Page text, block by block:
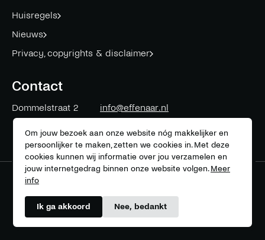
Huisregels
Nieuws
Privacy, copyrights & disclaimer
Contact
Dommelstraat 2
5611 CK
info@effenaar.nl
Meer over onze partners
Om jouw bezoek aan onze website nóg makkelijker en
persoonlijker te maken, zetten we cookies in. Met deze
cookies kunnen wij informatie over jou verzamelen en
jouw internetgedrag binnen onze website volgen. Meer
info
Ik ga akkoord Nee, bedankt